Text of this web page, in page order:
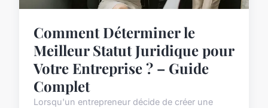
Comment Déterminer le
Meilleur Statut Juridique pour
Votre Entreprise ? – Guide
Complet
Lorsqu'un entrepreneur décide de créer une